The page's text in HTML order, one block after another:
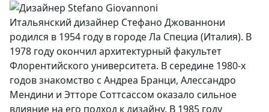
Итальянский дизайнер Стефано Джованнони
родился в 1954 году в городе Ла Специа (Италия). В
1978 году окончил архитектурный факультет
Флорентийского университета. В середине 1980-х
годов знакомство с Андреа Бранци, Алессандро
Мендини и Этторе Соттсассом оказало сильное
влияние на его подход к дизайну. В 1985 году